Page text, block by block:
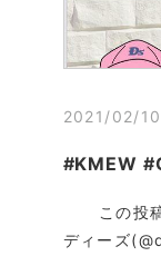
2021/02/10
#KMEW
この投
ディーズ